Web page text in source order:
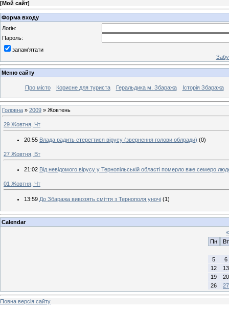
[Мой сайт]
Форма входу
Логін:
Пароль:
запам'ятати
Меню сайту
Про місто Корисне для туриста Геральдика м. Збаража Історія Збаража
Головна » 2009 » Жовтень
29 Жовтня, Чт
20:55 Влада радить стерегтися вірусу (звернення голови облради) (0)
27 Жовтня, Вт
21:02 Від невідомого вірусу у Тернопільській області померло вже семеро
01 Жовтня, Чт
13:59 До Збаража вивозять сміття з Тернополя уночі (1)
Calendar
«
Пн
Вт
5
6
12
13
19
20
26
27
Повна версія сайту